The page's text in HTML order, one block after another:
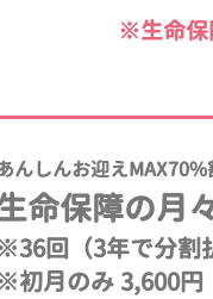
※生命保
んしんお迎え
命保障の月
※36回（3年で分割
※初月のみ 3,600円